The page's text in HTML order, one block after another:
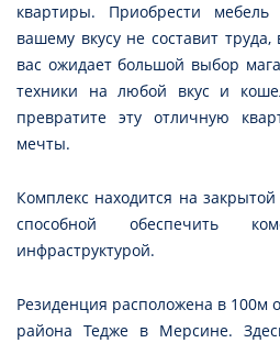
квартиры. Приобрести
вашему вкусу не составит
вас ожидает большой выбор
техники на любой вкус и
превратите эту отличную
мечты.
Комплекс находится на
способной обеспечить
инфраструктурой.
Резиденция расположена в 100м
района Тедже в Мерсине.